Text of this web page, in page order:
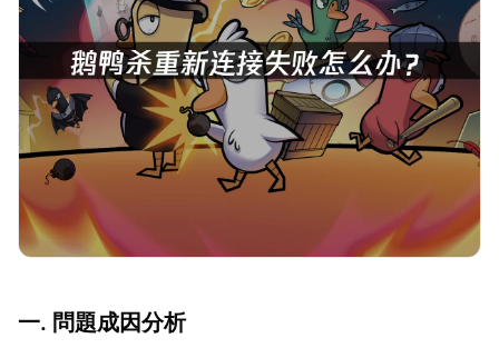
一. 問題成因分析